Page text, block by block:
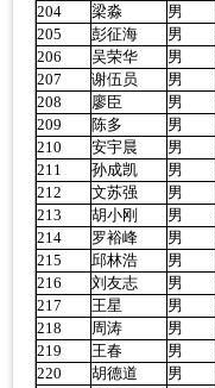
204
梁淼 男
205
彭征海 男
206
吴荣华 男
207
谢伍员 男
208
廖臣 男
209
陈多 男
210
安宇晨 男
211
孙成凯 男
212
文苏强 男
213
胡小刚 男
214
罗裕峰 男
215
邱林浩 男
216
刘友志 男
217
王星 男
218
周涛 男
219
王春 男
220
胡德道 男